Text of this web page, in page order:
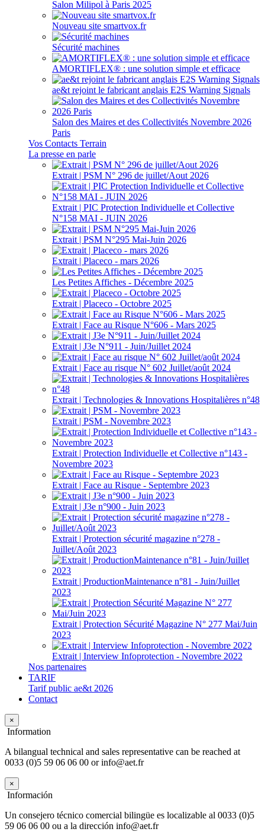
Salon Milipol à Paris 2025
Nouveau site smartvox.fr
Sécurité machines
AMORTIFLEX® : une solution simple et efficace
ae&t rejoint le fabricant anglais E2S Warning Signals
Salon des Maires et des Collectivités Novembre 2026
Paris
Vos Contacts Terrain
La presse en parle
Extrait | PSM N° 296 de juillet/Aout 2026
Extrait | PIC Protection Individuelle et Collective
N°158 MAI - JUIN 2026
Extrait | PSM N°295 Mai-Juin 2026
Extrait | Placeco - mars 2026
Les Petites Affiches - Décembre 2025
Extrait | Placeco - Octobre 2025
Extrait | Face au Risque N°606 - Mars 2025
Extrait | J3e N°911 - Juin/Juillet 2024
Extrait | Face au risque N° 602 Juillet/août 2024
Extrait | Technologies & Innovations Hospitalières n°48
Extrait | PSM - Novembre 2023
Extrait | Protection Individuelle et Collective n°143 -
Novembre 2023
Extrait | Face au Risque - Septembre 2023
Extrait | J3e n°900 - Juin 2023
Extrait | Protection sécurité magazine n°278 -
Juillet/Août 2023
Extrait | ProductionMaintenance n°81 - Juin/Juillet
2023
Extrait | Protection Sécurité Magazine N° 277 Mai/Juin
2023
Extrait | Interview Infoprotection - Novembre 2022
Nos partenaires
TARIF
Tarif public ae&t 2026
Contact
×
Information
A bilangual technical and sales representative can be reached at
0033 (0)5 59 06 06 00 or info@aet.fr
×
Información
Un consejero técnico comercial bilingüe es localizable al 0033 (0)5
59 06 06 00 ou a la dirección info@aet.fr